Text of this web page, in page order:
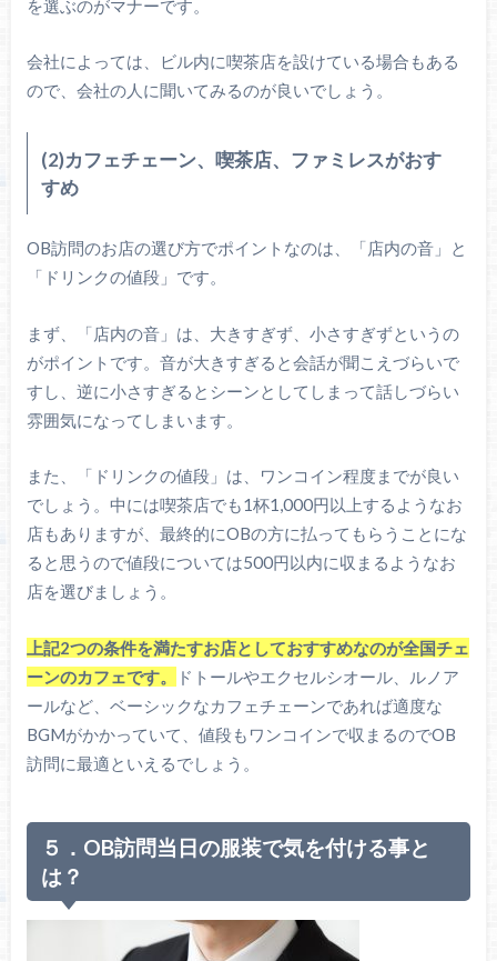
を選ぶのがマナーです。
会社によっては、ビル内に喫茶店を設けている場合もある
ので、会社の人に聞いてみるのが良いでしょう。
(2)カフェチェーン、喫茶店、ファミレスがおす
すめ
OB訪問のお店の選び方でポイントなのは、「店内の音」と
「ドリンクの値段」です。
まず、「店内の音」は、大きすぎず、小さすぎずというの
がポイントです。音が大きすぎると会話が聞こえづらいで
すし、逆に小さすぎるとシーンとしてしまって話しづらい
雰囲気になってしまいます。
また、「ドリンクの値段」は、ワンコイン程度までが良い
でしょう。中には喫茶店でも1杯1,000円以上するようなお
店もありますが、最終的にOBの方に払ってもらうことにな
ると思うので値段については500円以内に収まるようなお
店を選びましょう。
上記2つの条件を満たすお店としておすすめなのが全国チェ
ーンのカフェです。
ドトールやエクセルシオール、ルノア
ールなど、ベーシックなカフェチェーンであれば適度な
BGMがかかっていて、値段もワンコインで収まるのでOB
訪問に最適といえるでしょう。
５．OB訪問当日の服装で気を付ける事と
は？